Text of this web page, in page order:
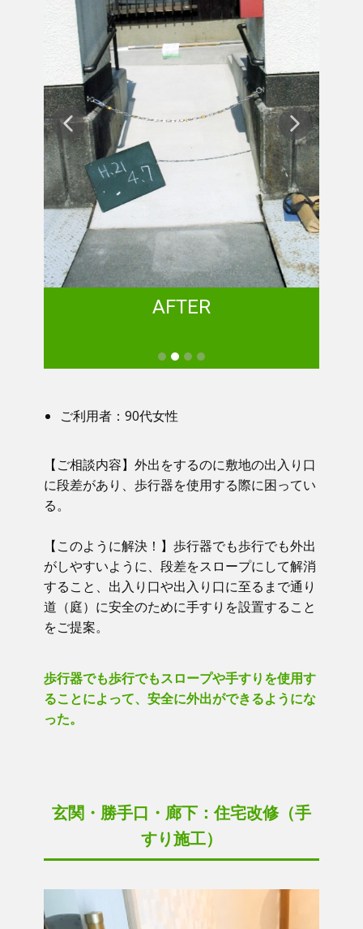
AFTER
ご利用者：​90代女性
【ご相談内容】​​ 外出をするのに敷地の出入り口
に段差があり、歩行器を使用する際に困ってい
る。
【このように解決！】​​ 歩行器でも歩行でも外出
がしやすいように、段差をスロープにして解消
すること、出入り口や出入り口に至るまで通り
道（庭）に安全のために手すりを設置すること
をご提案。
歩行器でも歩行でもスロープや手すりを使用す
ることによって、安全に外出ができるようにな
った。
玄関・勝手口・廊下：住宅改修（手
すり施工）